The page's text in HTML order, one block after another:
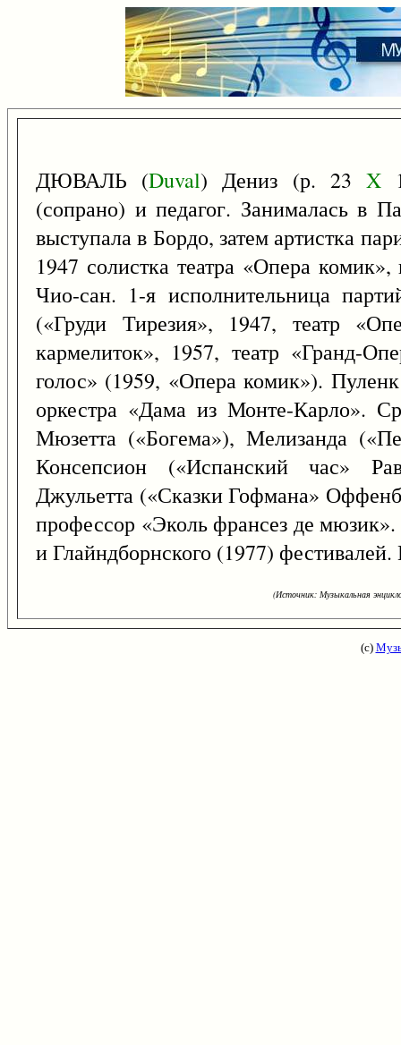
ДЮВАЛЬ (Duval) Дениз (р. 23X
(сопрано) и педагог. Занималась в
выступала в Бордо, затем артистка
1947 солистка театра «Опера
Чио-сан. 1-я исполнительница
(«Груди Тирезия», 1947, театр
кармелиток», 1957, театр «Гранд-
голос» (1959, «Опера комик»).
оркестра «Дама из Монте-Карло».
Мюзетта («Богема»), Мелизанда
Консепсион («Испанский час»
Джульетта («Сказки Гофмана»
профессор «Эколь франсез де
и Глайндборнского (1977)
(Источник: Музыкальная
(с)